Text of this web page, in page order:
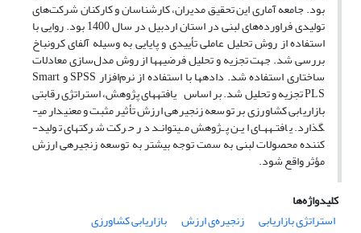
بود. جامعه آماری این تحقیق مدیران، کارشناسان و کارکنان شرکت‌های
تولیدی فراورده‌های لبنی در استان اردبیل در سال 1400 بود. روایی با
استفاده از روش تحلیل عاملی تأییدی و پایایی به وسیله آلفای کرونباخ
بررسی شد. جهت تجزیه ‌و تحلیل فرضیه‏ها از روش مدل‌سازی معادلات
ساختاری استفاده شد. داده‏ها با استفاده از نرم‌افزار SPSS و Smart
PLS تجزیه‌ و تحلیل شد. بر اساس یافته­های پژوهش، استراتژی رقابتی
بازاریابی کشاورزی بر توسعه زنجیره­ی ارزش تأثیر مثبت و معنی­دار می­
گذارد. یافتـه­هـای ایـن پـژوهش مـی­توانـد در حرکت شرکت­های تولید­
کننده محصولات لبنی به سمت توجه بیشتر به توسعه زنجیره­ی ارزش
مؤثر واقع شود.
کلیدواژه‌ها
استراتژی بازاریابی
زنجیره‌ی ارزش
بازاریابی کشاورزی